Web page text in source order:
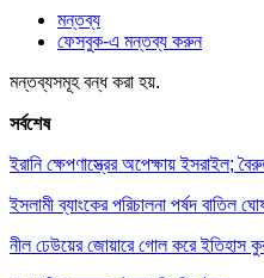
মন্তব্য
ফেসবুক-এ মন্তব্য করুন
মন্তব্যসমূহ বন্ধ করা হয়.
সর্বশেষ
ইরানি ক্ষেপণাস্ত্রের অপেক্ষায় ইসরাইল;
ইসলামী ব্যাংকের পরিচালনা পর্ষদ বাতিল
নীল ঢেউয়ের জোয়ারে গোল করে ইতিহাস